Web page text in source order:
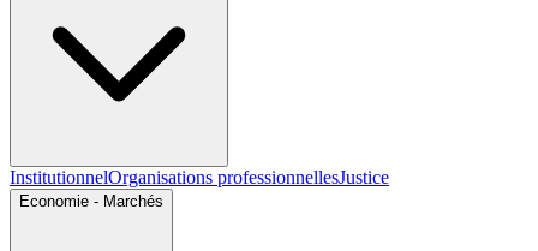
InstitutionnelOrganisations professionnellesJustice
Economie - Marchés